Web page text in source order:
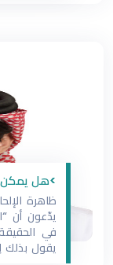
>هل يمكن
ظاهرة
يدّعون أن
في
يقول بذلك